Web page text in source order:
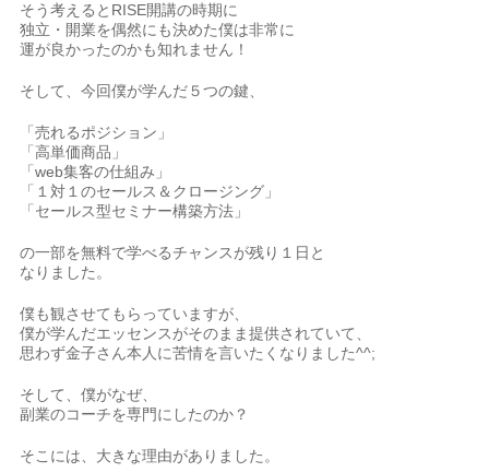
そう考えるとRISE開講の時期に
独立・開業を偶然にも決めた僕は非常に
運が良かったのかも知れません！
そして、今回僕が学んだ５つの鍵、
「売れるポジション」
「高単価商品」
「web集客の仕組み」
「１対１のセールス＆クロージング」
「セールス型セミナー構築方法」
の一部を無料で学べるチャンスが残り１日と
なりました。
僕も観させてもらっていますが、
僕が学んだエッセンスがそのまま提供されていて、
思わず金子さん本人に苦情を言いたくなりました^^;
そして、僕がなぜ、
副業のコーチを専門にしたのか？
そこには、大きな理由がありました。